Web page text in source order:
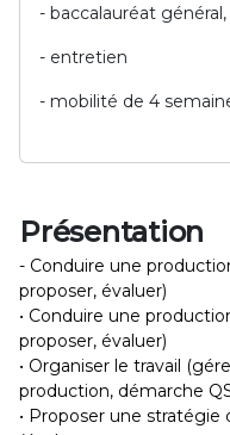
Présentation
- Conduire une
proposer, évaluer)
• Conduire une
proposer, évaluer)
• Organiser le travail
production, démarche
• Proposer une
- baccalauréat
- entretien
- mobilité de 4